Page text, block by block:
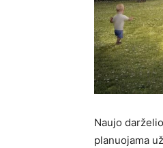
Naujo
planuojama